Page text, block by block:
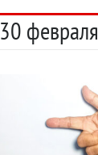
30 февраля